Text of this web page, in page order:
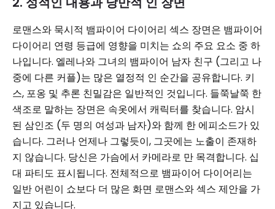
로맨스와 묵시적 뱀파이어 다이어리 섹스 장면은 뱀파이어
다이어리 연령 등급에 영향을 미치는 쇼의 주요 요소 중 하
나입니다. 엘레나와 그녀의 뱀파이어 남자 친구 (그리고 나
중에 다른 커플)는 많은 열정적 인 순간을 공유합니다. 키
스, 포옹 및 추론 친밀감은 일반적인 것입니다. 들쭉날쭉 한
색조로 말하는 장면은 속옷에서 캐릭터를 찾습니다. 암시
된 삼인조 (두 명의 여성과 남자)와 함께 한 에피소드가 있
습니다. 그러나 언제나 그렇듯이, 그곳에는 노출이 존재하
지 않습니다. 당신은 가슴에서 카메라로 만 목격합니다. 십
대 파티도 표시됩니다. 전체적으로 뱀파이어 다이어리는
일반 어린이 쇼보다 더 많은 화면 로맨스와 섹스 제안을 가
지고 있습니다.